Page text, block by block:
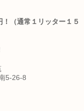
（通常１リッター１５
5-26-8